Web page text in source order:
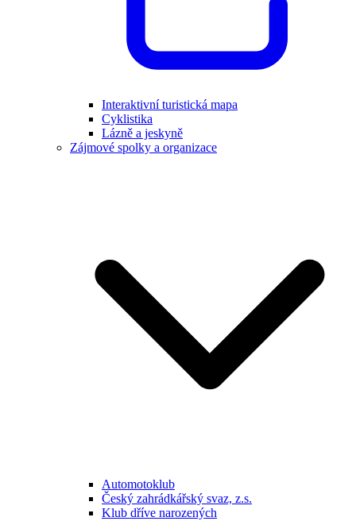
Interaktivní turistická mapa
Cyklistika
Lázně a jeskyně
Zájmové spolky a organizace
Automotoklub
Český zahrádkářský svaz, z.s.
Klub dříve narozených